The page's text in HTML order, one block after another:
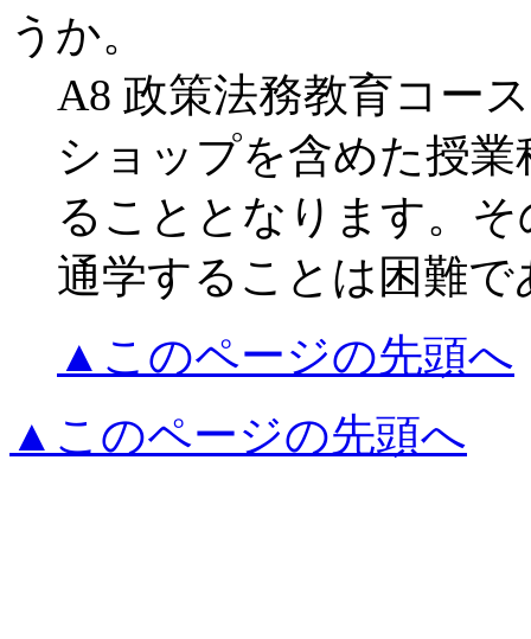
うか。
A8 政策法務教育コー
ショップを含めた授
ることとなります。
通学することは困難
▲このページの先頭へ
▲このページの先頭へ